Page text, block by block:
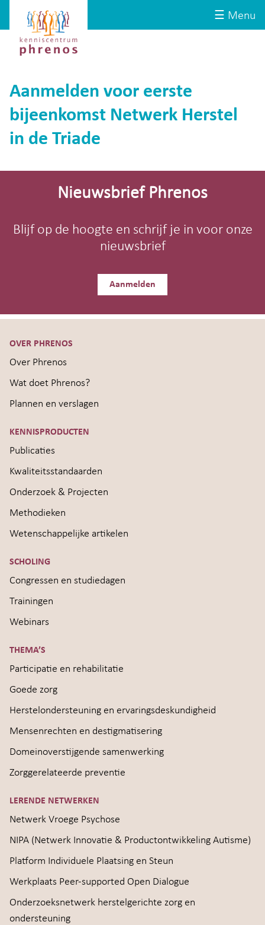
☰ Menu
Kenniscentrum
Phrenos
website
Aanmelden voor eerste
bijeenkomst Netwerk Herstel
in de Triade
Site-
Nieuwsbrief Phrenos
Blijf op de hoogte en schrijf je in voor onze
nieuwsbrief
Aanmelden
OVER PHRENOS
Over Phrenos
Wat doet Phrenos?
Plannen en verslagen
KENNISPRODUCTEN
Publicaties
Kwaliteitsstandaarden
Onderzoek & Projecten
Methodieken
Wetenschappelijke artikelen
SCHOLING
Congressen en studiedagen
Trainingen
Webinars
THEMA’S
Participatie en rehabilitatie
Goede zorg
Herstelondersteuning en ervaringsdeskundigheid
Mensenrechten en destigmatisering
Domeinoverstijgende samenwerking
Zorggerelateerde preventie
LERENDE NETWERKEN
Netwerk Vroege Psychose
NIPA (Netwerk Innovatie & Productontwikkeling Autisme)
Platform Individuele Plaatsing en Steun
Werkplaats Peer-supported Open Dialogue
Onderzoeksnetwerk herstelgerichte zorg en
ondersteuning